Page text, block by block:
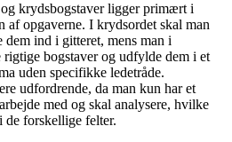
krydsbogstaver ligger primært i
af opgaverne. I krydsordet skal man
ind i gitteret, mens man i
bogstaver og udfylde dem i et
uden specifikke ledetråde.
udfordrende, da man kun har et
med og skal analysere, hvilke
de forskellige felter.